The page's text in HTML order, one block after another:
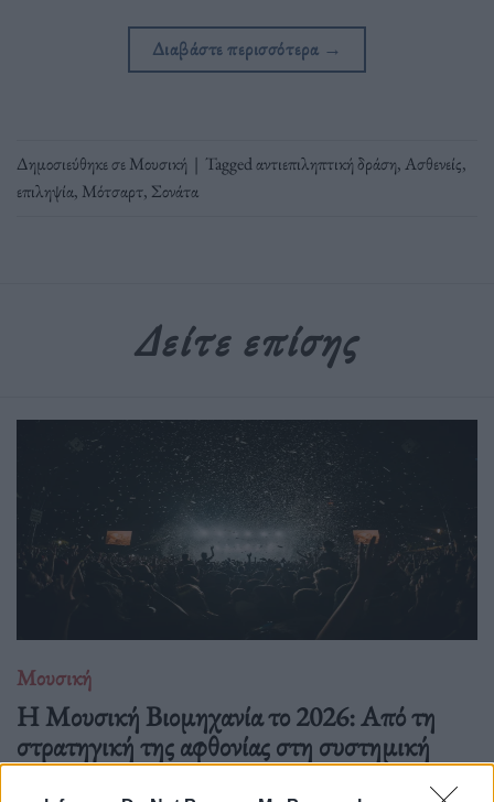
Διαβάστε περισσότερα →
Δημοσιεύθηκε σεΜουσική | Taggedαντιεπιληπτική δράση,Ασθενείς,
επιληψία, Μότσαρτ, Σονάτα
Δείτε επίσης
Μουσική
Η Μουσική Βιομηχανία το 2026: Από τη
στρατηγική της αφθονίας στη συστημική
εντροπία